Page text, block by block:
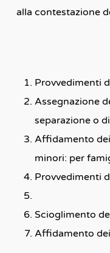
alla contestazione
Provvedimenti
Assegnazione
separazione o
Affidamento
minori: per
Provvedimenti
Scioglimento
Affidamento